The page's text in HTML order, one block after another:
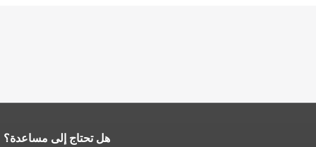
هل تحتاج إلى مساعدة؟